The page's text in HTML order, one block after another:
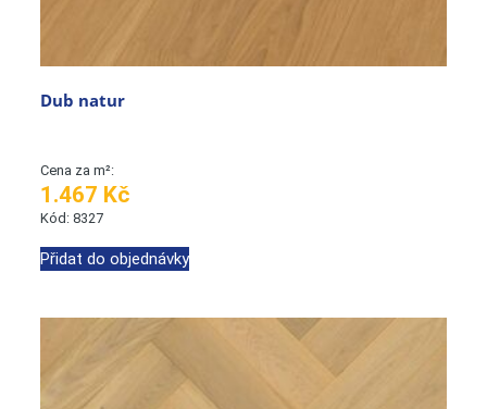
Dub natur
Cena za m²:
1.467 Kč
Kód: 8327
Přidat do objednávky